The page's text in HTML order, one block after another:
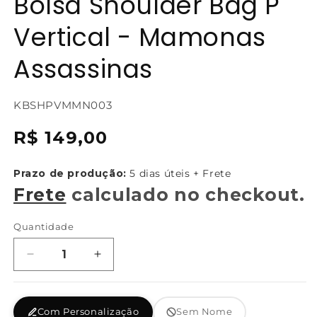
Vertical - Mamonas
Assassinas
SKU:
sku
KBSHPVMMN003
Preço
R$ 149,00
Prazo de produção: 5 dias úteis + Frete
Frete calculado no checkout.
Quantidade
Diminuir
a
de
Aumentar
a
de
Com Personalização Sem Nome